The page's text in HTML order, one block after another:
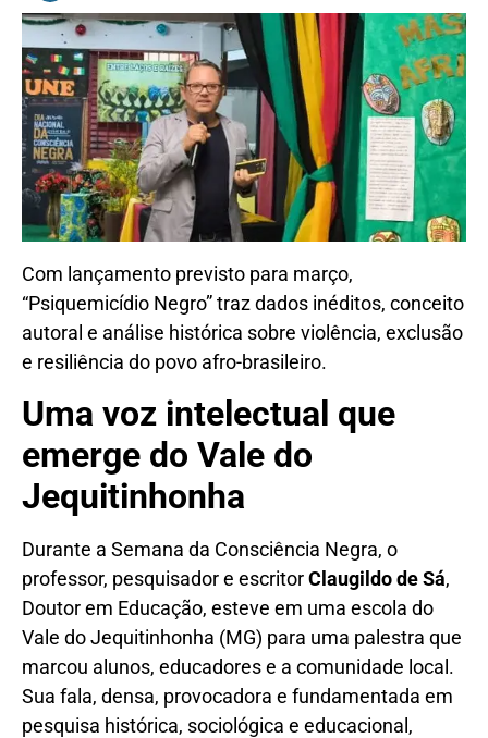
Com lançamento previsto para março,
“Psiquemicídio Negro” traz dados inéditos, conceito
autoral e análise histórica sobre violência, exclusão
e resiliência do povo afro-brasileiro.
Uma voz intelectual que
emerge do Vale do
Jequitinhonha
Durante a Semana da Consciência Negra, o
professor, pesquisador e escritorClaugildo de Sá,
Doutor em Educação, esteve em uma escola do
Vale do Jequitinhonha (MG) para uma palestra que
marcou alunos, educadores e a comunidade local.
Sua fala, densa, provocadora e fundamentada em
pesquisa histórica, sociológica e educacional,